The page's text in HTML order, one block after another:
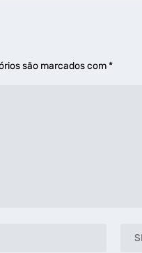
são marcados com*